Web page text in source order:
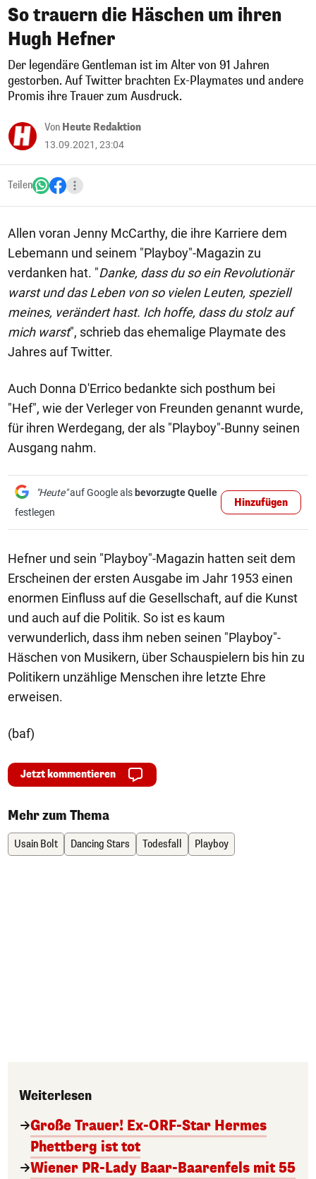
So trauern die Häschen um ihren
Hugh Hefner
Der legendäre Gentleman ist im Alter von 91 Jahren
gestorben. Auf Twitter brachten Ex-Playmates und andere
Promis ihre Trauer zum Ausdruck.
Von Heute Redaktion
13.09.2021, 23:04
Teilen
Allen voran Jenny McCarthy, die ihre Karriere dem
Lebemann und seinem "Playboy"-Magazin zu
verdanken hat. "Danke, dass du so ein Revolutionär
warst und das Leben von so vielen Leuten, speziell
meines, verändert hast. Ich hoffe, dass du stolz auf
mich warst", schrieb das ehemalige Playmate des
Jahres auf Twitter.
Auch Donna D'Errico bedankte sich posthum bei
"Hef", wie der Verleger von Freunden genannt wurde,
für ihren Werdegang, der als "Playboy"-Bunny seinen
Ausgang nahm.
"Heute"auf Google als bevorzugte Quelle
festlegen
Hinzufügen
Hefner und sein "Playboy"-Magazin hatten seit dem
Erscheinen der ersten Ausgabe im Jahr 1953 einen
enormen Einfluss auf die Gesellschaft, auf die Kunst
und auch auf die Politik. So ist es kaum
verwunderlich, dass ihm neben seinen "Playboy"-
Häschen von Musikern, über Schauspielern bis hin zu
Politikern unzählige Menschen ihre letzte Ehre
erweisen.
(baf)
Jetzt kommentieren
Mehr zum Thema
Usain Bolt Dancing Stars Todesfall Playboy
Weiterlesen
Große Trauer! Ex-ORF-Star Hermes
Phettberg ist tot
Wiener PR-Lady Baar-Baarenfels mit 55